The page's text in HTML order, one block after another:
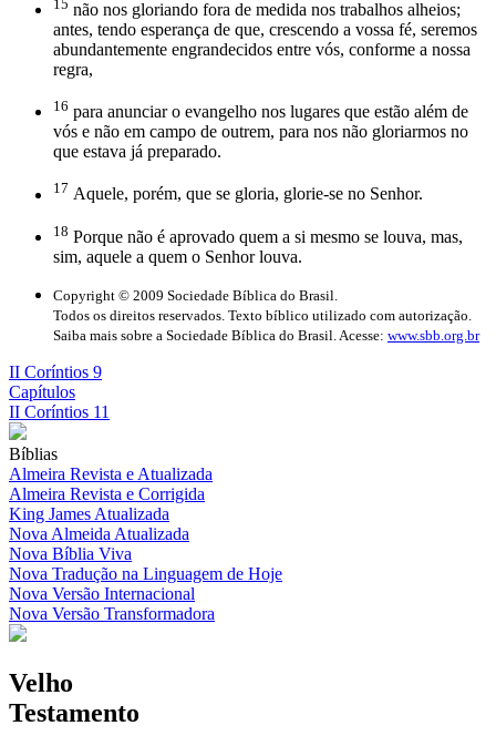
15 não nos gloriando fora de medida nos trabalhos alheios;
antes, tendo esperança de que, crescendo a vossa fé, seremos
abundantemente engrandecidos entre vós, conforme a nossa
regra,
16 para anunciar o evangelho nos lugares que estão além de
vós e não em campo de outrem, para nos não gloriarmos no
que estava já preparado.
17 Aquele, porém, que se gloria, glorie-se no Senhor.
18 Porque não é aprovado quem a si mesmo se louva, mas,
sim, aquele a quem o Senhor louva.
Copyright © 2009 Sociedade Bíblica do Brasil.
Todos os direitos reservados. Texto bíblico utilizado com autorização.
Saiba mais sobre a Sociedade Bíblica do Brasil. Acesse: www.sbb.org.br
II Coríntios 9
Capítulos
II Coríntios 11
Bíblias
Almeira Revista e Atualizada
Almeira Revista e Corrigida
King James Atualizada
Nova Almeida Atualizada
Nova Bíblia Viva
Nova Tradução na Linguagem de Hoje
Nova Versão Internacional
Nova Versão Transformadora
Velho
Testamento